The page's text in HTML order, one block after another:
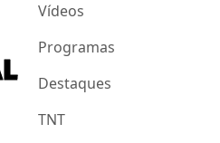
Vídeos
Programas
Destaques
TNT